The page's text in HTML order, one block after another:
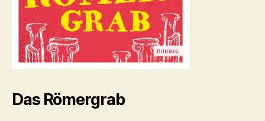
Das Römergrab